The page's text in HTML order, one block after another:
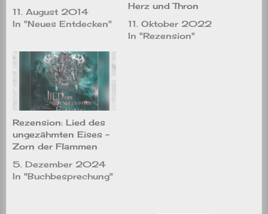
11. August 2014
In "Neues Entdecken"
Herz und Thron
11. Oktober 2022
In "Rezension"
Rezension: Lied des
ungezähmten Eises –
Zorn der Flammen
5. Dezember 2024
In "Buchbesprechung"